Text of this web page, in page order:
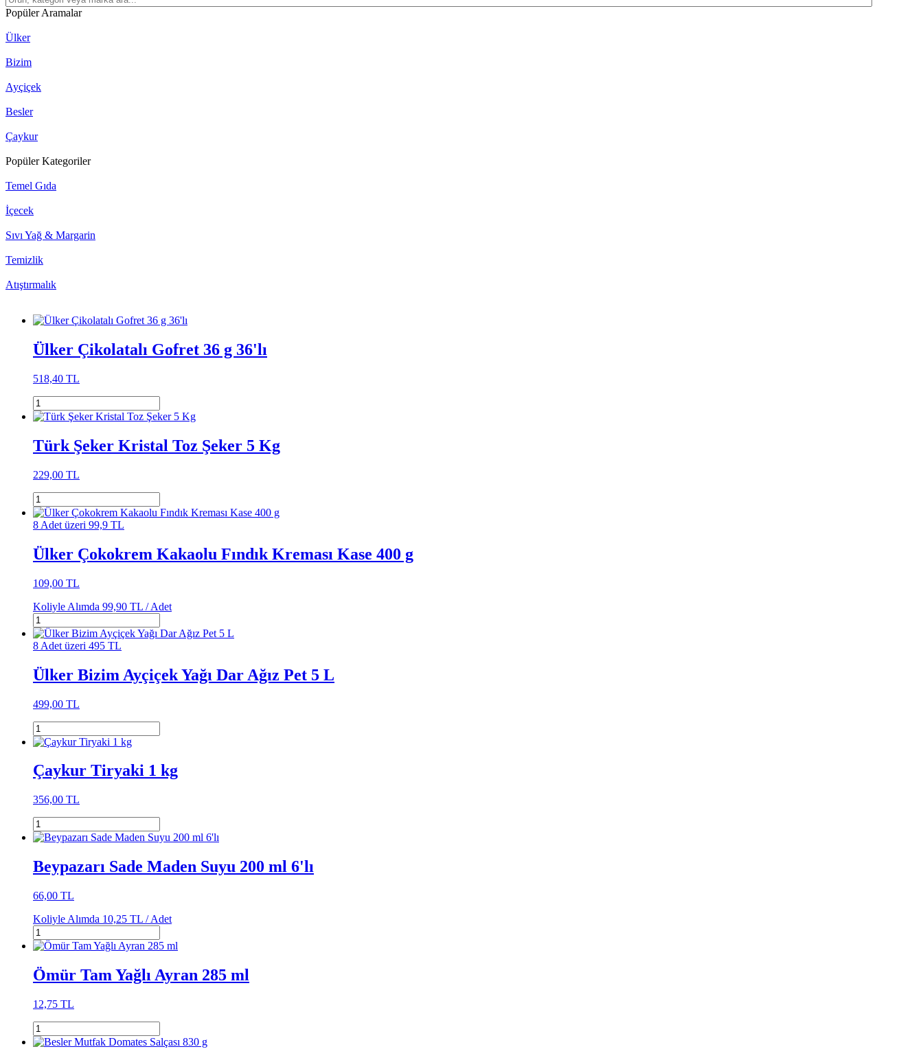
Popüler Aramalar
Ülker
Bizim
Ayçiçek
Besler
Çaykur
Popüler Kategoriler
Temel Gıda
İçecek
Sıvı Yağ & Margarin
Temizlik
Atıştırmalık
Ülker Çikolatalı Gofret 36 g 36'lı
518,40 TL
Türk Şeker Kristal Toz Şeker 5 Kg
229,00 TL
8 Adet üzeri 99,9 TL
Ülker Çokokrem Kakaolu Fındık Kreması Kase 400 g
109,00 TL
Koliyle Alımda 99,90 TL /Adet
8 Adet üzeri 495 TL
Ülker Bizim Ayçiçek Yağı Dar Ağız Pet 5 L
499,00 TL
Çaykur Tiryaki 1 kg
356,00 TL
Beypazarı Sade Maden Suyu 200 ml 6'lı
66,00 TL
Koliyle Alımda 10,25 TL /Adet
Ömür Tam Yağlı Ayran 285 ml
12,75 TL